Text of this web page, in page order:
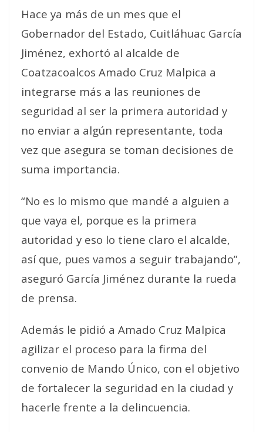
Hace ya más de un mes que el
Gobernador del Estado, Cuitláhuac García
Jiménez, exhortó al alcalde de
Coatzacoalcos Amado Cruz Malpica a
integrarse más a las reuniones de
seguridad al ser la primera autoridad y
no enviar a algún representante, toda
vez que asegura se toman decisiones de
suma importancia.
“No es lo mismo que mandé a alguien a
que vaya el, porque es la primera
autoridad y eso lo tiene claro el alcalde,
así que, pues vamos a seguir trabajando”,
aseguró García Jiménez durante la rueda
de prensa.
Además le pidió a Amado Cruz Malpica
agilizar el proceso para la firma del
convenio de Mando Único, con el objetivo
de fortalecer la seguridad en la ciudad y
hacerle frente a la delincuencia.